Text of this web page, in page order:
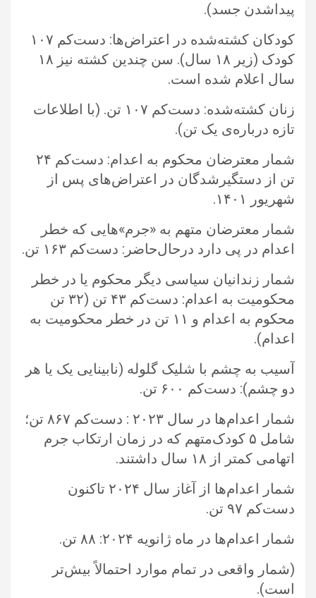
پیداشدن جسد).‏
کودکان کشته‌شده در اعتراض‌ها: دست‌کم ۱۰۷
کودک (زیر ۱۸ سال). سن چندین کشته نیز ۱۸
سال اعلام شده است. ‏
زنان کشته‌شده: دست‌کم ۱۰۷ تن. (با اطلاعات
تازه درباره‌ی یک تن).‏
شمار معترضان محکوم به اعدام: دست‌کم ۲۴
تن از دستگیرشدگان در اعتراض‌های پس از
شهریور ۱۴۰۱.‏
شمار معترضان متهم به «جرم»هایی که خطر
اعدام در پی دارد درحال‌حاضر: دست‌کم ۱۶۳ تن.‏
شمار زندانیان سیاسی دیگر محکوم یا در خطر
محکومیت به اعدام: دست‌کم ۴۳ تن (۳۲ تن
محکوم به اعدام و ۱۱ تن در خطر محکومیت ‏به
اعدام).‏
آسیب به چشم با شلیک گلوله (نابینایی یک یا هر
دو چشم): دست‌کم ۶۰۰ تن.‏
شمار اعدام‌ها در سال ۲۰۲۳ : دست‌کم ۸۶۷ تن؛
شامل ۵ کودک‌متهم که در زمان ارتکاب جرم
اتهامی کمتر از ۱۸ سال داشتند. ‏
شمار اعدام‌ها از آغاز سال ۲۰۲۴ تاکنون
دست‌کم ۹۷ تن. ‏
شمار اعدام‌ها در ماه ژانویه ۲۰۲۴: ۸۸ تن.‏
‏(شمار واقعی در تمام موارد احتمالاً بیش‌تر
است).‏